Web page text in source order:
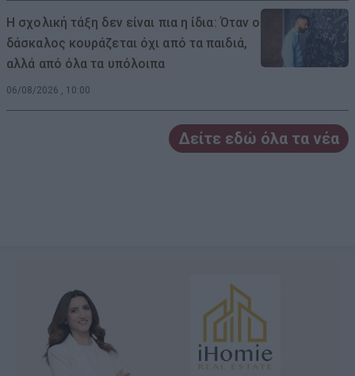
Η σχολική τάξη δεν είναι πια η ίδια: Όταν ο
δάσκαλος κουράζεται όχι από τα παιδιά,
αλλά από όλα τα υπόλοιπα
06/08/2026 , 10:00
Δείτε εδώ όλα τα νέα